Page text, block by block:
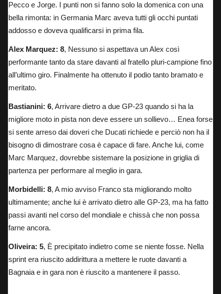
Pecco e Jorge. I punti non si fanno solo la domenica con una
bella rimonta: in Germania Marc aveva tutti gli occhi puntati
addosso e doveva qualificarsi in prima fila.
Alex Marquez: 8, Nessuno si aspettava un Alex così
performante tanto da stare davanti al fratello pluri-campione fino
all’ultimo giro. Finalmente ha ottenuto il podio tanto bramato e
meritato.
Bastianini: 6, Arrivare dietro a due GP-23 quando si ha la
migliore moto in pista non deve essere un sollievo… Enea forse
si sente arreso dai doveri che Ducati richiede e perciò non ha il
bisogno di dimostrare cosa è capace di fare. Anche lui, come
Marc Marquez, dovrebbe sistemare la posizione in griglia di
partenza per performare al meglio in gara.
Morbidelli: 8, A mio avviso Franco sta migliorando molto
ultimamente; anche lui è arrivato dietro alle GP-23, ma ha fatto
passi avanti nel corso del mondiale e chissà che non possa
farne ancora.
Oliveira: 5, È precipitato indietro come se niente fosse. Nella
sprint era riuscito addirittura a mettere le ruote davanti a
Bagnaia e in gara non è riuscito a mantenere il passo.